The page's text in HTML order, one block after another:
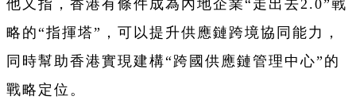
他又指，香港有條件成為內地企業“走出去2.0”戰
略的“指揮塔”，可以提升供應鏈跨境協同能力，
同時幫助香港實現建構“跨國供應鏈管理中心”的
戰略定位。